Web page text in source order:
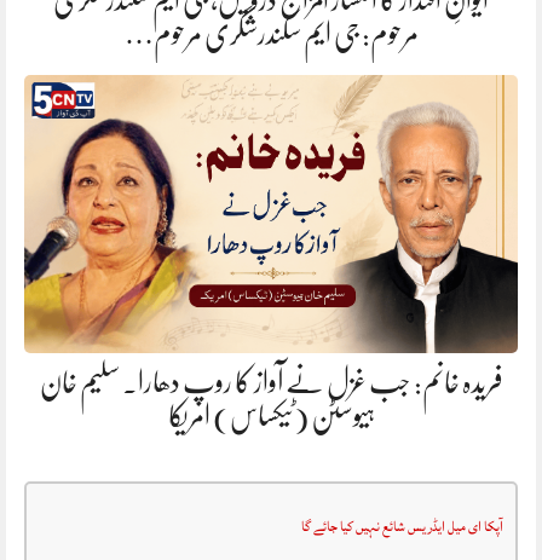
مرحوم: جی ایم سکندرشگری مرحوم…
فریدہ خانم: جب غزل نے آواز کا روپ دھارا. سلیم خان
ہیوسٹن (ٹیکساس) امریکا
آپکا ای میل ایڈریس شائع نہیں کیا جائے گا